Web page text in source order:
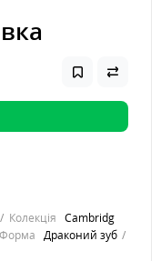
Колекція Cambridg
Форма Драконий зуб